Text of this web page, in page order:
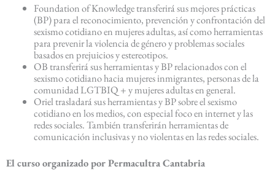
Foundation of Knowledge transferirá sus mejores prácticas
(BP) para el reconocimiento, prevención y confrontación del
sexismo cotidiano en mujeres adultas, así como herramientas
para prevenir la violencia de género y problemas sociales
basados en prejuicios y estereotipos.
OB transferirá sus herramientas y BP relacionados con el
sexismo cotidiano hacia mujeres inmigrantes, personas de la
comunidad LGTBIQ + y mujeres adultas en general.
Oriel trasladará sus herramientas y BP sobre el sexismo
cotidiano en los medios, con especial foco en internet y las
redes sociales. También transferirán herramientas de
comunicación inclusivas y no violentas en las redes sociales.
El curso organizado por Permacultra Cantabria